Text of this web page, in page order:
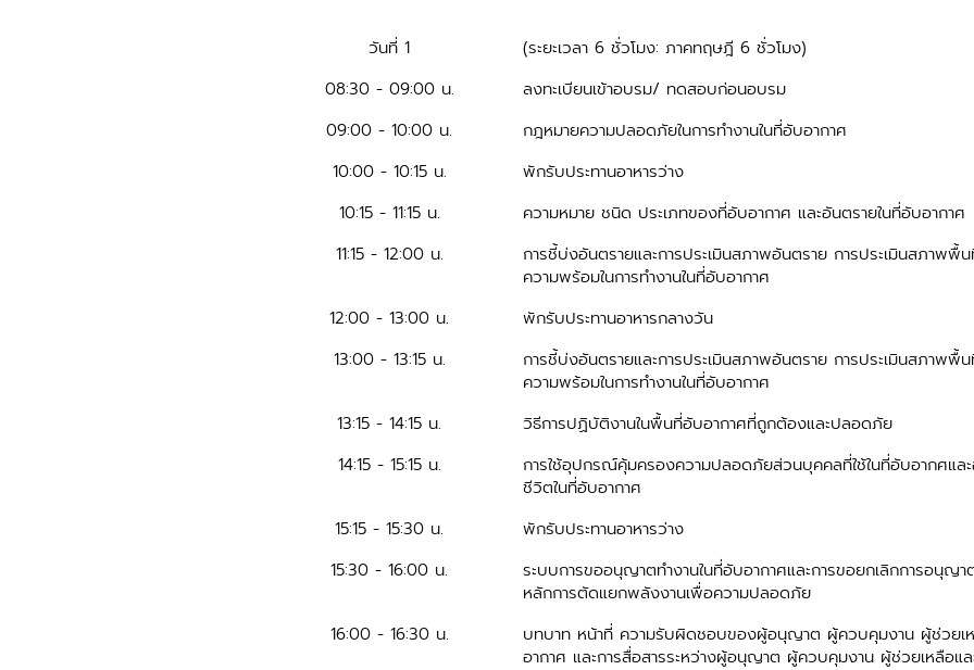
วันที่ 1
(ระยะเวลา 6 ชั่วโมง: ภาคทฤษฎี 6 ชั่วโมง)
08:30 - 09:00 น.
ลงทะเบียนเข้าอบรม/ ทดสอบก่อนอบรม
09:00 - 10:00 น.
กฎหมายความปลอดภัยในการทำงานในที่อับอากาศ
10:00 - 10:15 น.
พักรับประทานอาหารว่าง
10:15 - 11:15 น.
ความหมาย ชนิด ประเภทของที่อับอากาศ และอันตรายในที่อับอากาศ
11:15 - 12:00 น.
การชี้บ่งอันตรายและการประเมินสภาพอันตราย การประเมินสภาพพื้น
ความพร้อมในการทำงานในที่อับอากาศ
12:00 - 13:00 น.
พักรับประทานอาหารกลางวัน
13:00 - 13:15 น.
การชี้บ่งอันตรายและการประเมินสภาพอันตราย การประเมินสภาพพื้น
ความพร้อมในการทำงานในที่อับอากาศ
13:15 - 14:15 น.
วิธีการปฏิบัติงานในพื้นที่อับอากาศที่ถูกต้องและปลอดภัย
14:15 - 15:15 น.
การใช้อุปกรณ์คุ้มครองความปลอดภัยส่วนบุคคลที่ใช้ในที่อับอากศแล
ชีวิตในที่อับอากาศ
15:15 - 15:30 น.
พักรับประทานอาหารว่าง
15:30 - 16:00 น.
ระบบการขออนุญาตทำงานในที่อับอากาศและการขอยกเลิกการอนุญา
หลักการตัดแยกพลังงานเพื่อความปลอดภัย
16:00 - 16:30 น.
บทบาท หน้าที่ ความรับผิดชอบของผู้อนุญาต ผู้ควบคุมงาน ผู้ช่วยเ
อากาศ และการสื่อสารระหว่างผู้อนุญาต ผู้ควบคุมงาน ผู้ช่วยเหลือแ